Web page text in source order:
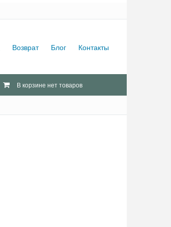
Возврат Блог Контакты
В корзине нет товаров